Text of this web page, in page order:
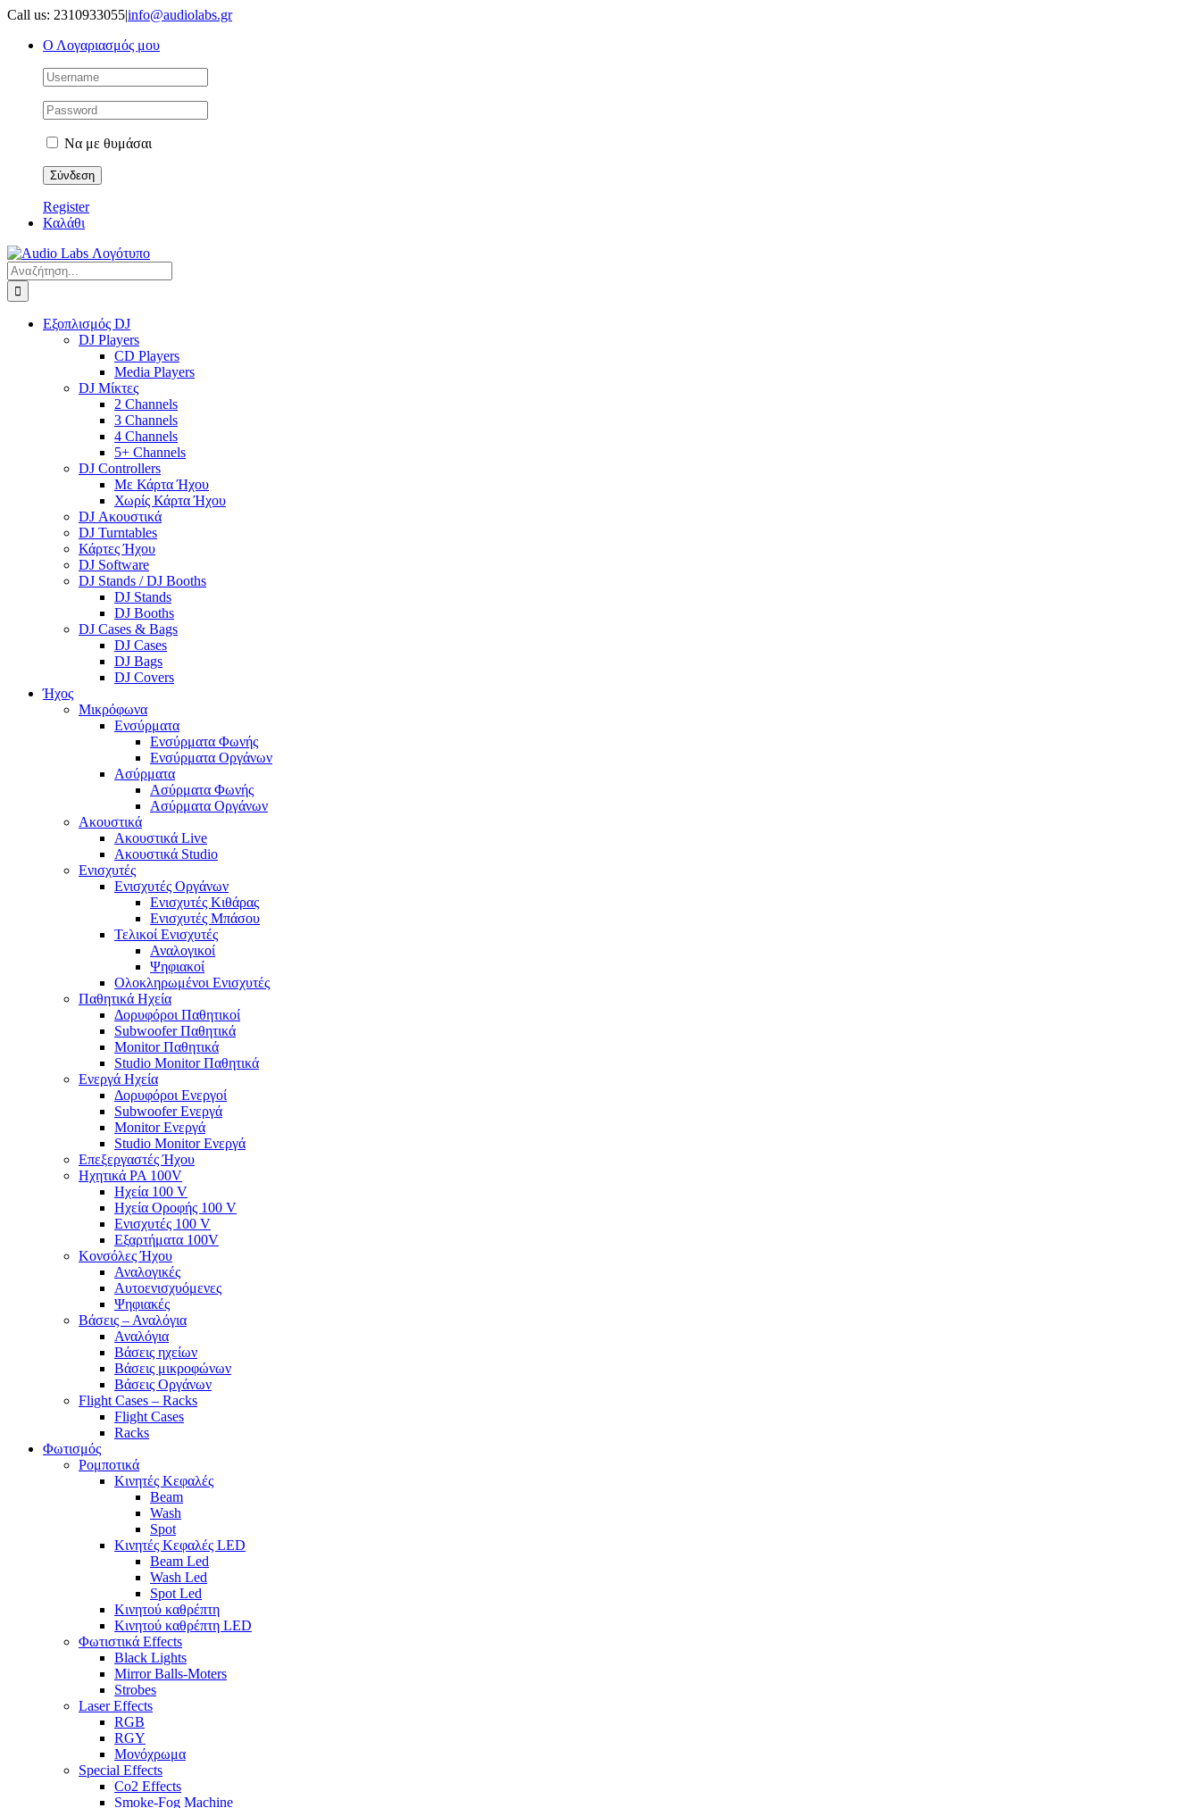
Μετάβαση
περιεχόμενο
Call us: 2310933055|info@audiolabs.gr
Ο Λογαριασμός μου
Να με θυμάσαι
Register
Καλάθι
Αναζήτηση
για:
Εξοπλισμός DJ
DJ Players
CD Players
Media Players
DJ Μίκτες
2 Channels
3 Channels
4 Channels
5+ Channels
DJ Controllers
Με Κάρτα Ήχου
Χωρίς Κάρτα Ήχου
DJ Ακουστικά
DJ Turntables
Κάρτες Ήχου
DJ Software
DJ Stands / DJ Booths
DJ Stands
DJ Booths
DJ Cases & Bags
DJ Cases
DJ Bags
DJ Covers
Ήχος
Μικρόφωνα
Ενσύρματα
Ενσύρματα Φωνής
Ενσύρματα Οργάνων
Ασύρματα
Ασύρματα Φωνής
Ασύρματα Οργάνων
Ακουστικά
Ακουστικά Live
Ακουστικά Studio
Ενισχυτές
Ενισχυτές Οργάνων
Ενισχυτές Κιθάρας
Ενισχυτές Μπάσου
Τελικοί Ενισχυτές
Αναλογικοί
Ψηφιακοί
Ολοκληρωμένοι Ενισχυτές
Παθητικά Ηχεία
Δορυφόροι Παθητικοί
Subwoofer Παθητικά
Monitor Παθητικά
Studio Monitor Παθητικά
Ενεργά Ηχεία
Δορυφόροι Ενεργοί
Subwoofer Ενεργά
Monitor Ενεργά
Studio Monitor Ενεργά
Επεξεργαστές Ήχου
Ηχητικά PA 100V
Ηχεία 100 V
Ηχεία Οροφής 100 V
Ενισχυτές 100 V
Εξαρτήματα 100V
Κονσόλες Ήχου
Αναλογικές
Αυτοενισχυόμενες
Ψηφιακές
Βάσεις – Αναλόγια
Αναλόγια
Βάσεις ηχείων
Βάσεις μικροφώνων
Βάσεις Οργάνων
Flight Cases – Racks
Flight Cases
Racks
Φωτισμός
Ρομποτικά
Κινητές Κεφαλές
Beam
Wash
Spot
Κινητές Κεφαλές LED
Beam Led
Wash Led
Spot Led
Κινητού καθρέπτη
Κινητού καθρέπτη LED
Φωτιστικά Effects
Black Lights
Mirror Balls-Moters
Strobes
Laser Effects
RGB
RGY
Μονόχρωμα
Special Effects
Co2 Effects
Smoke-Fog Machine